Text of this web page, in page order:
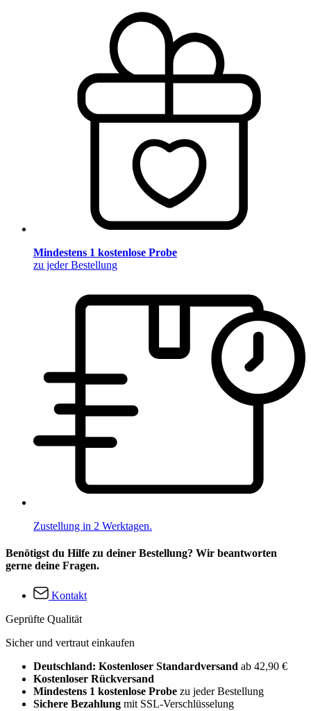
Mindestens 1 kostenlose Probe
zu jeder Bestellung
Zustellung in 2 Werktagen.
Benötigst du Hilfe zu deiner Bestellung? Wir beantworten
gerne deine Fragen.
Kontakt
Geprüfte Qualität
Sicher und vertraut einkaufen
Deutschland: Kostenloser Standardversand ab 42,90 €
Kostenloser Rückversand
Mindestens 1 kostenlose Probe zu jeder Bestellung
Sichere Bezahlung mit SSL-Verschlüsselung